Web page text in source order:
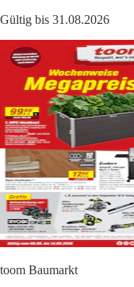
Gültig bis 31.08.2026
toom Baumarkt